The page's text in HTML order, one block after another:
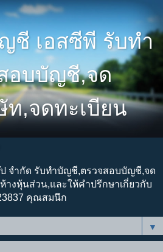
ชี เอสซีพี รับทำ
อบบัญชี,จด
ท,จดทะเบียน
จำกัด รับทำบัญชี,ตรวจสอบบัญชี,จด
างหุ้นส่วน,และให้คำปรึกษาเกี่ยวกับ
คุณสมนึก
▼